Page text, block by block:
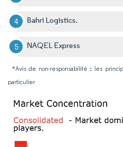
Bahri Logistics.
NAQEL Express
*Avis de non-responsabilité : les
particulier